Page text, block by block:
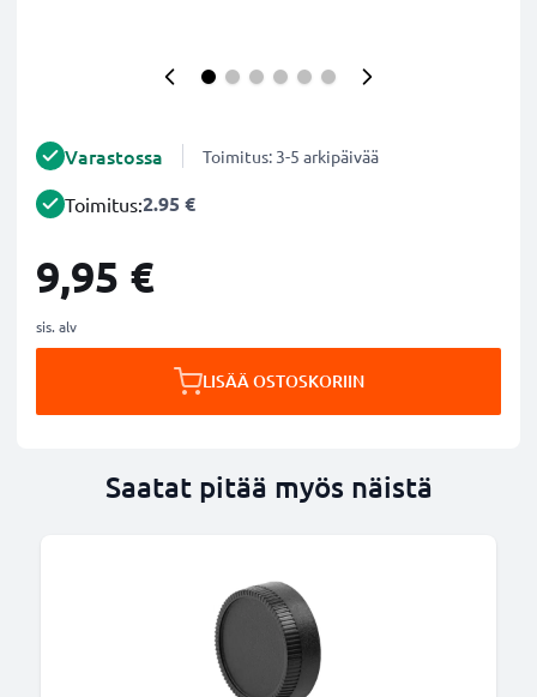
Varastossa Toimitus: 3-5 arkipäivää
Toimitus:2.95 €
9,95 €
sis. alv
LISÄÄ OSTOSKORIIN
Saatat pitää myös näistä